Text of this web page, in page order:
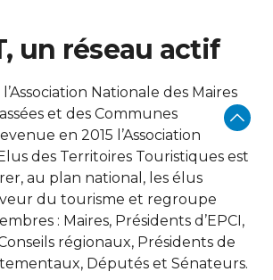
un réseau actif
Nationale des Maires
et des Communes
en 2015 l’Association
des Territoires Touristiques est
au plan national, les élus
du tourisme et regroupe
: Maires, Présidents d’EPCI,
régionaux, Présidents de
Députés et Sénateurs.